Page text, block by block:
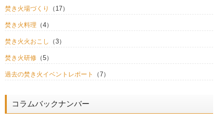
焚き火場づくり （17）
焚き火料理 （4）
焚き火火おこし （3）
焚き火研修 （5）
過去の焚き火イベントレポート （7）
コラムバックナンバー